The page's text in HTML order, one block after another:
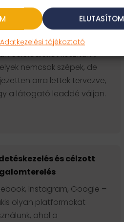
ELUTASÍTOM
Adatkezelési tájékoztató
optimalizált
oldalak
céloldalakat készítünk,
nemcsak szépek, de
arra lettek tervezve,
a látogató leaddé váljon.
és célzott
Instagram, Google –
olyan platformokat
ahol a